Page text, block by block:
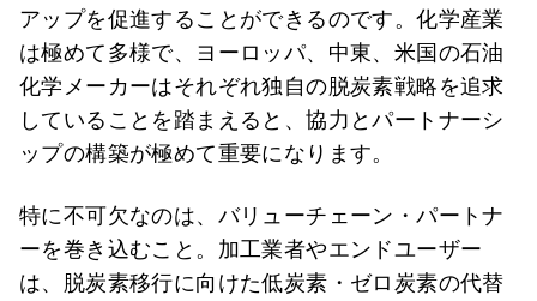
アップを促進することができるのです。化学産業
は極めて多様で、ヨーロッパ、中東、米国の石油
化学メーカーはそれぞれ独自の脱炭素戦略を追求
していることを踏まえると、協力とパートナーシ
ップの構築が極めて重要になります。
特に不可欠なのは、バリューチェーン・パートナ
ーを巻き込むこと。加工業者やエンドユーザー
は、脱炭素移行に向けた低炭素・ゼロ炭素の代替